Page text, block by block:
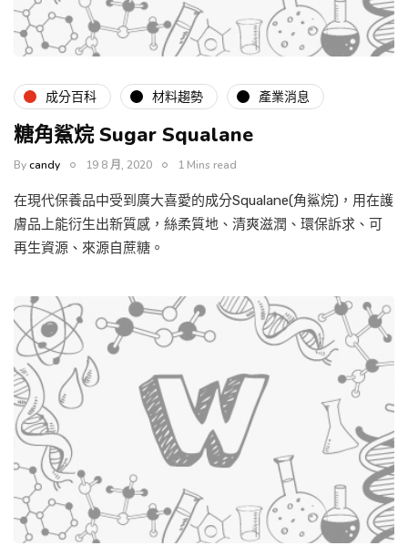
成分百科 材料趨勢 產業消息
糖角鯊烷 Sugar Squalane
Bycandy 19 8 月, 2020 1 Mins read
在現代保養品中受到廣大喜愛的成分Squalane(角鯊烷)，用在護
膚品上能衍生出新質感，絲柔質地、清爽滋潤、環保訴求、可
再生資源、來源自蔗糖。